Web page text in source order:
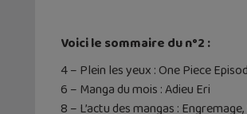
Voici le sommaire du n°2 :
4 – Plein les yeux : One Piece
6 – Manga du mois : Adieu Eri
8 – L’actu des mangas :